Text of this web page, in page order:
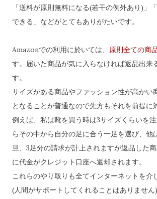
「送料が原則無料になる(若干の例外あり)」
できる」などがとてもありがたいです。
Amazonでの利用に於いては、 原則全ての商
す。届いた商品が気に入らなければ返品出来
す。
サイズがある商品やファッション性が高かい
となることが普通なので先方もそれを前提に
例えば、私は靴を買う時は3サイズくらいを
らその中から自分の足に合う一足を選び、他
旦、3足分の請求が計上されますが返品した
に代金がクレジット口座へ返却されます。
これらのやり取りも全てインターネットを介
(人間がサポートしてくれることはありませ